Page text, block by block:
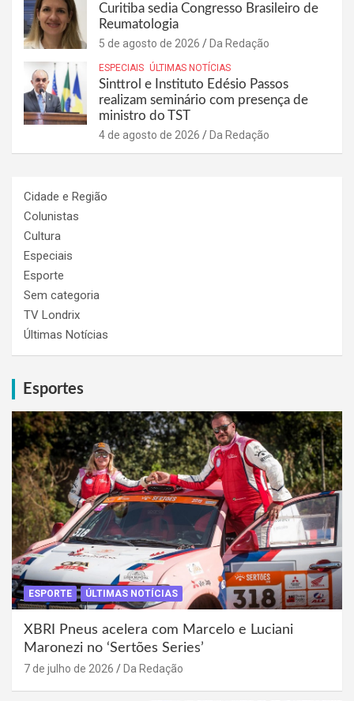
Curitiba sedia Congresso Brasileiro de
Reumatologia
5 de agosto de 2026 Da Redação
ESPECIAIS ÚLTIMAS NOTÍCIAS
Sinttrol e Instituto Edésio Passos
realizam seminário com presença de
ministro do TST
4 de agosto de 2026 Da Redação
Cidade e Região
Colunistas
Cultura
Especiais
Esporte
Sem categoria
TV Londrix
Últimas Notícias
Esportes
ESPORTE ÚLTIMAS NOTÍCIAS
XBRI Pneus acelera com Marcelo e Luciani
Maronezi no ‘Sertões Series’
7 de julho de 2026 Da Redação